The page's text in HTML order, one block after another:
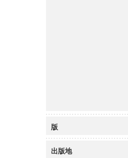
バルCOEプログラム市民社会ガバナン
バルCOEプログラム論理と感性の先端
ィングプログラム「超成熟社会発展の
版
出版地